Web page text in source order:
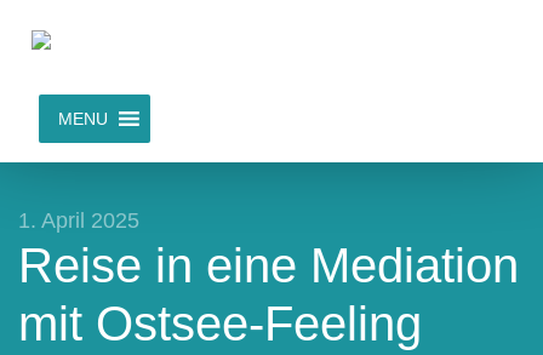
MENU
1. April 2025
Reise in eine Mediation
mit Ostsee-Feeling